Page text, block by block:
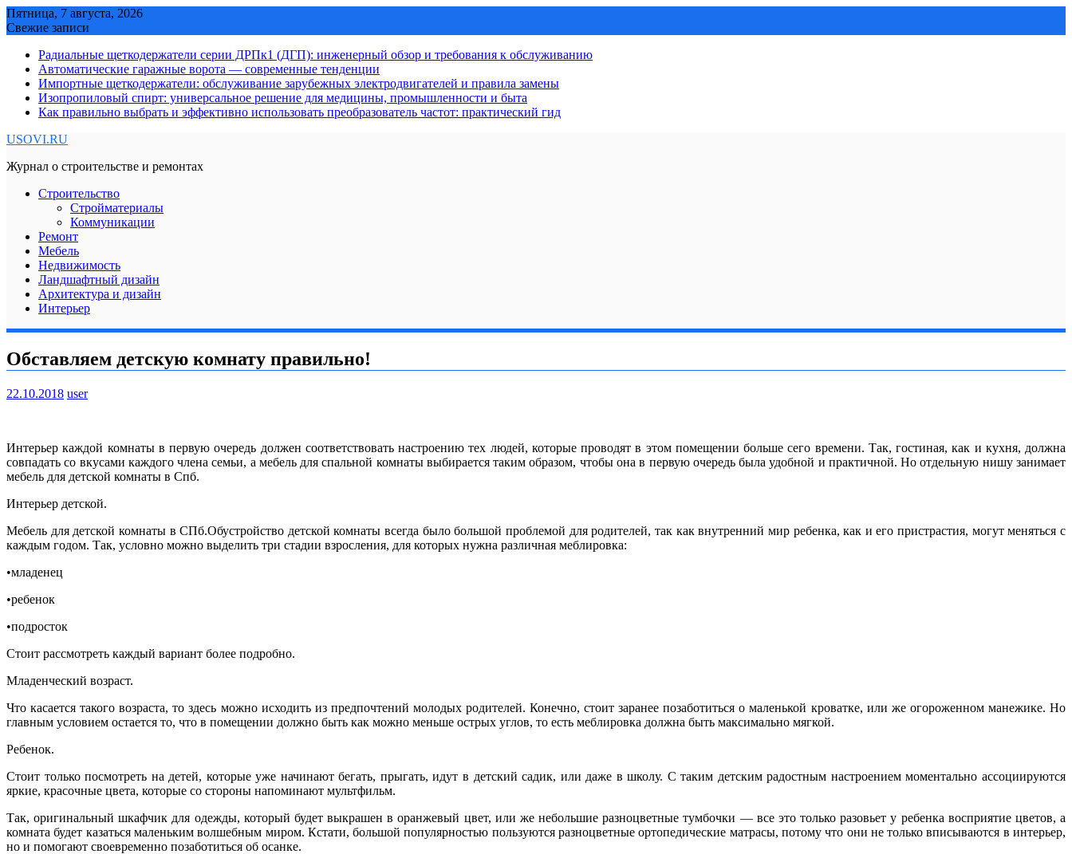
Skip
to
Пятница, 7 августа, 2026
Свежие записи
Радиальные щеткодержатели серии ДРПк1 (ДГП): инженерный обзор и требования к обслуживанию
Автоматические гаражные ворота — современные тенденции
Импортные щеткодержатели: обслуживание зарубежных электродвигателей и правила замены
Изопропиловый спирт: универсальное решение для медицины, промышленности и быта
Как правильно выбрать и эффективно использовать преобразователь частот: практический гид
USOVI.RU
Журнал о строительстве и ремонтах
Строительство
Стройматериалы
Коммуникации
Ремонт
Мебель
Недвижимость
Ландшафтный дизайн
Архитектура и дизайн
Интерьер
Обставляем детскую комнату правильно!
22.10.2018 user
Интерьер каждой комнаты в первую очередь должен соответствовать настроению тех людей, которые проводят в этом помещении больше сего времени. Так, гостиная, как и кухня, должна
совпадать со вкусами каждого члена семьи, а мебель для спальной комнаты выбирается таким образом, чтобы она в первую очередь была удобной и практичной. Но отдельную нишу занимает
мебель для детской комнаты в Спб.
Интерьер детской.
Мебель для детской комнаты в СПб.Обустройство детской комнаты всегда было большой проблемой для родителей, так как внутренний мир ребенка, как и его пристрастия, могут меняться с
каждым годом. Так, условно можно выделить три стадии взросления, для которых нужна различная меблировка:
•младенец
•ребенок
•подросток
Стоит рассмотреть каждый вариант более подробно.
Младенческий возраст.
Что касается такого возраста, то здесь можно исходить из предпочтений молодых родителей. Конечно, стоит заранее позаботиться о маленькой кроватке, или же огороженном манежике. Но
главным условием остается то, что в помещении должно быть как можно меньше острых углов, то есть меблировка должна быть максимально мягкой.
Ребенок.
Стоит только посмотреть на детей, которые уже начинают бегать, прыгать, идут в детский садик, или даже в школу. С таким детским радостным настроением моментально ассоциируются
яркие, красочные цвета, которые со стороны напоминают мультфильм.
Так, оригинальный шкафчик для одежды, который будет выкрашен в оранжевый цвет, или же небольшие разноцветные тумбочки — все это только разовьет у ребенка восприятие цветов, а
комната будет казаться маленьким волшебным миром. Кстати, большой популярностью пользуются разноцветные ортопедические матрасы, потому что они не только вписываются в интерьер,
но и помогают своевременно позаботиться об осанке.